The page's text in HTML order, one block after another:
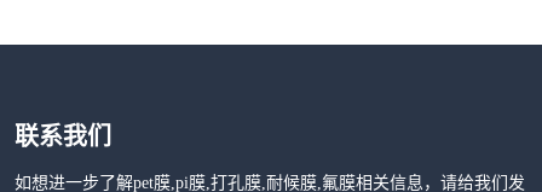
联系我们
如想进一步了解pet膜,pi膜,打孔膜,耐候膜,氟膜相关信息，请给我们发